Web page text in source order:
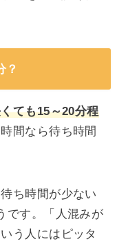
？
ても15～20分程
間なら待ち時間
ち時間が少ない
です。「人混みが
う人にはピッタ